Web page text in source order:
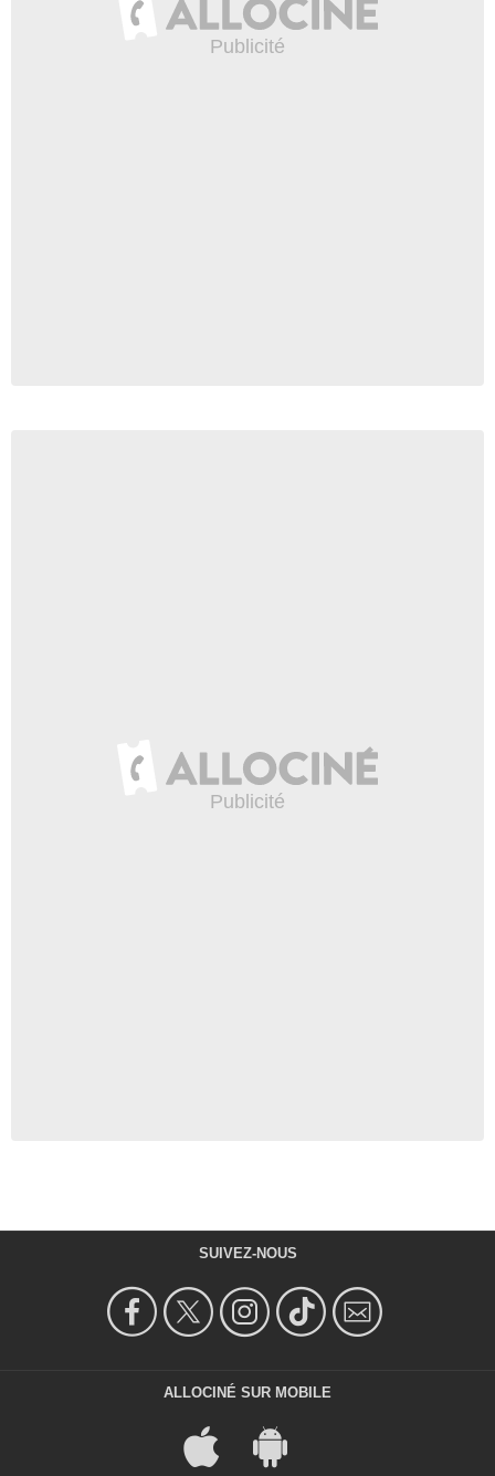
SUIVEZ-NOUS
ALLOCINÉ SUR MOBILE